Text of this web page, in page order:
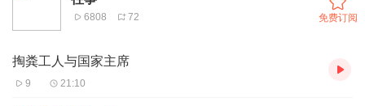
6808 72 免费订阅
掏粪工人与国家主席
9 21:10